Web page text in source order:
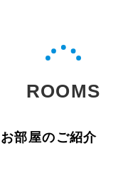
ROOMS
お部屋のご紹介